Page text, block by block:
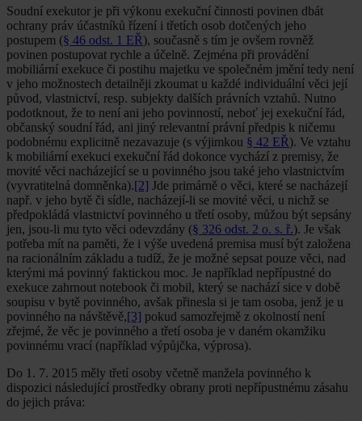
Soudní exekutor je při výkonu exekuční činnosti povinen dbát
ochrany práv účastníků řízení i třetích osob dotčených jeho
postupem (§ 46 odst. 1 EŘ), současně s tím je ovšem rovněž
povinen postupovat rychle a účelně. Zejména při pro­vádění
mobiliární exekuce či postihu majetku ve společném jmění tedy není
v jeho možnostech detailněji zkoumat u každé individuální věci její
původ, vlastnictví, resp. subjekty dalších právních vztahů. Nutno
podotknout, že to není ani jeho povinností, neboť jej exekuční řád,
občanský soudní řád, ani jiný relevantní právní předpis k ničemu
podobnému explicitně nezavazuje (s výjimkou § 42 EŘ). Ve vztahu
k mo­biliární exekuci exekuční řád dokonce vychází z premisy, že
movité věci nacházející se u povinného jsou také jeho vlastnictvím
(vyvratitelná domněnka).[2] Jde primárně o věci, které se nacházejí
např. v jeho bytě či sídle, nacházejí-li se movité věci, u nichž se
předpokládá vlastnictví povinného u třetí osoby, můžou být sepsány
jen, jsou-li mu tyto věci odevzdány (§ 326 odst. 2 o. s. ř.). Je však
potřeba mít na pa­měti, že i výše uvedená premisa musí být založena
na racio­nálním základu a tudíž, že je možné sepsat pouze věci, nad
kterými má povinný faktickou moc. Je například nepřípust­né do
exekuce zahrnout notebook či mobil, který se nachází sice v době
soupisu v bytě povinného, avšak přinesla si je tam osoba, jenž je u
povinného na návštěvě,[3] pokud samo­zřejmě z okolností není
zřejmé, že věc je povinného a třetí osoba je v daném okamžiku
povinnému vrací (například vý­půjčka, výprosa).
Do 1. 7. 2015 měly třetí osoby včetně manžela povinného k
dispozici následující prostředky obrany proti nepřípust­nému zásahu
do jejich práva: